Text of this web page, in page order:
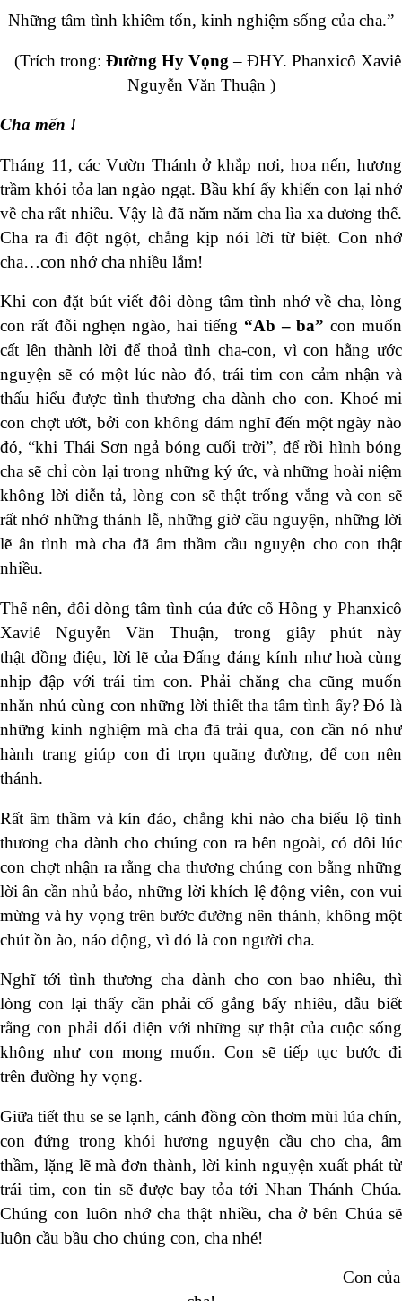
Những tâm tình khiêm tốn, kinh nghiệm sống của cha.”
(Trích trong: Đường Hy Vọng – ĐHY. Phanxicô Xaviê
Nguyễn Văn Thuận )
Cha mến !
Tháng 11, các Vườn Thánh ở khắp nơi, hoa nến, hương
trầm khói tỏa lan ngào ngạt. Bầu khí ấy khiến con lại nhớ
về cha rất nhiều. Vậy là đã năm năm cha lìa xa dương thế.
Cha ra đi đột ngột, chẳng kịp nói lời từ biệt. Con nhớ
cha…con nhớ cha nhiều lắm!
Khi con đặt bút viết đôi dòng tâm tình nhớ về cha, lòng
con rất đỗi nghẹn ngào, hai tiếng “Ab – ba” con muốn
cất lên thành lời để thoả tình cha-con, vì con hằng ước
nguyện sẽ có một lúc nào đó, trái tim con cảm nhận và
thấu hiểu được tình thương cha dành cho con. Khoé mi
con chợt ướt, bởi con không dám nghĩ đến một ngày nào
đó, “khi Thái Sơn ngả bóng cuối trời”, để rồi hình bóng
cha sẽ chỉ còn lại trong những ký ức, và những hoài niệm
không lời diễn tả, lòng con sẽ thật trống vắng và con sẽ
rất nhớ những thánh lễ, những giờ cầu nguyện, những lời
lẽ ân tình mà cha đã âm thầm cầu nguyện cho con thật
nhiều.
Thế nên, đôi dòng tâm tình của đức cố Hồng y Phanxicô
Xaviê Nguyễn Văn Thuận, trong giây phút này
thật đồng điệu, lời lẽ của Đấng đáng kính như hoà cùng
nhịp đập với trái tim con. Phải chăng cha cũng muốn
nhắn nhủ cùng con những lời thiết tha tâm tình ấy? Đó là
những kinh nghiệm mà cha đã trải qua, con cần nó như
hành trang giúp con đi trọn quãng đường, để con nên
thánh.
Rất âm thầm và kín đáo, chẳng khi nào cha biểu lộ tình
thương cha dành cho chúng con ra bên ngoài, có đôi lúc
con chợt nhận ra rằng cha thương chúng con bằng những
lời ân cần nhủ bảo, những lời khích lệ động viên, con vui
mừng và hy vọng trên bước đường nên thánh, không một
chút ồn ào, náo động, vì đó là con người cha.
Nghĩ tới tình thương cha dành cho con bao nhiêu, thì
lòng con lại thấy cần phải cố gắng bấy nhiêu, dẫu biết
rằng con phải đối diện với những sự thật của cuộc sống
không như con mong muốn. Con sẽ tiếp tục bước đi
trên đường hy vọng.
Giữa tiết thu se se lạnh, cánh đồng còn thơm mùi lúa chín,
con đứng trong khói hương nguyện cầu cho cha, âm
thầm, lặng lẽ mà đơn thành, lời kinh nguyện xuất phát từ
trái tim, con tin sẽ được bay tỏa tới Nhan Thánh Chúa.
Chúng con luôn nhớ cha thật nhiều, cha ở bên Chúa sẽ
luôn cầu bầu cho chúng con, cha nhé!
Con của